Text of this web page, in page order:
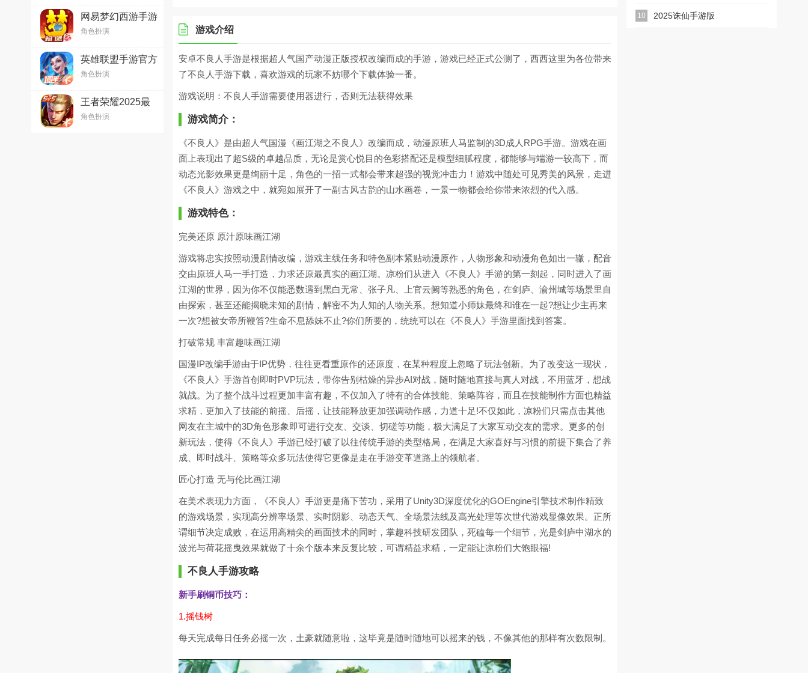
网易梦幻西游手游
v1.498.0官方最新
版
角色扮演
英雄联盟手游官方
版2025最新版
v6.2.0.8712
角色扮演
王者荣耀2025最
新版官方免费版
v11.10.1.2安卓最
角色扮演
游戏介绍
安卓不良人手游是根据超人气国产动漫正版授权改编而成的手游，游戏已经正式公测了，西西这里为各位带来
了不良人手游下载，喜欢游戏的玩家不妨哪个下载体验一番。
游戏说明：不良人手游需要使用器进行，否则无法获得效果
游戏简介：
《不良人》是由超人气国漫《画江湖之不良人》改编而成，动漫原班人马监制的3D成人RPG手游。游戏在画
面上表现出了超S级的卓越品质，无论是赏心悦目的色彩搭配还是模型细腻程度，都能够与端游一较高下，而
动态光影效果更是绚丽十足，角色的一招一式都会带来超强的视觉冲击力！游戏中随处可见秀美的风景，走进
《不良人》游戏之中，就宛如展开了一副古风古韵的山水画卷，一景一物都会给你带来浓烈的代入感。
游戏特色：
完美还原 原汁原味画江湖
游戏将忠实按照动漫剧情改编，游戏主线任务和特色副本紧贴动漫原作，人物形象和动漫角色如出一辙，配音
交由原班人马一手打造，力求还原最真实的画江湖。凉粉们从进入《不良人》手游的第一刻起，同时进入了画
江湖的世界，因为你不仅能悉数遇到黑白无常、张子凡、上官云阙等熟悉的角色，在剑庐、渝州城等场景里自
由探索，甚至还能揭晓未知的剧情，解密不为人知的人物关系。想知道小师妹最终和谁在一起?想让少主再来
一次?想被女帝所鞭笞?生命不息舔妹不止?你们所要的，统统可以在《不良人》手游里面找到答案。
打破常规 丰富趣味画江湖
国漫IP改编手游由于IP优势，往往更看重原作的还原度，在某种程度上忽略了玩法创新。为了改变这一现状，
《不良人》手游首创即时PVP玩法，带你告别枯燥的异步AI对战，随时随地直接与真人对战，不用蓝牙，想战
就战。为了整个战斗过程更加丰富有趣，不仅加入了特有的合体技能、策略阵容，而且在技能制作方面也精益
求精，更加入了技能的前摇、后摇，让技能释放更加强调动作感，力道十足!不仅如此，凉粉们只需点击其他
网友在主城中的3D角色形象即可进行交友、交谈、切磋等功能，极大满足了大家互动交友的需求。更多的创
新玩法，使得《不良人》手游已经打破了以往传统手游的类型格局，在满足大家喜好与习惯的前提下集合了养
成、即时战斗、策略等众多玩法使得它更像是走在手游变革道路上的领航者。
匠心打造 无与伦比画江湖
在美术表现力方面，《不良人》手游更是痛下苦功，采用了Unity3D深度优化的GOEngine引擎技术制作精致
的游戏场景，实现高分辨率场景、实时阴影、动态天气、全场景法线及高光处理等次世代游戏显像效果。正所
谓细节决定成败，在运用高精尖的画面技术的同时，掌趣科技研发团队，死磕每一个细节，光是剑庐中湖水的
波光与荷花摇曳效果就做了十余个版本来反复比较，可谓精益求精，一定能让凉粉们大饱眼福!
不良人手游攻略
新手刷铜币技巧：
1.摇钱树
每天完成每日任务必摇一次，土豪就随意啦，这毕竟是随时随地可以摇来的钱，不像其他的那样有次数限制。
10 2025诛仙手游版